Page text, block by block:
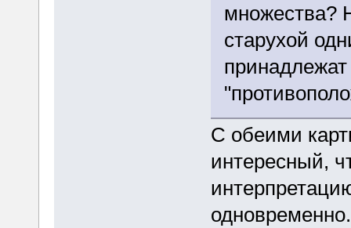
множества?
старухой
С обеими
интересный,